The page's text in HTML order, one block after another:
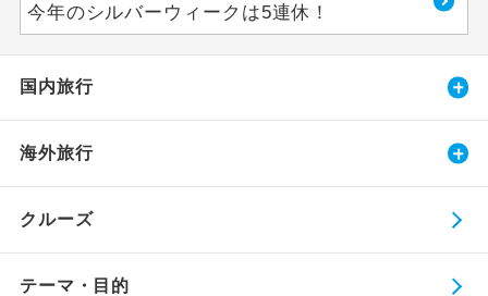
今年のシルバーウィークは5連休！
国内旅行
海外旅行
クルーズ
テーマ・目的